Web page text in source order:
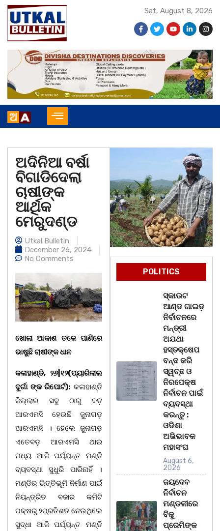
Sat, August 8, 2026
ଅଦିନିଆ ବର୍ଷା
ବିଗାଡିଦେଲା
ଚାଷୀଙ୍କ
ଆର୍ଥିକ
ମେରୁଦଣ୍ଡ
Utkal Bulletin
December 26, 2024
No Comments
ଖୋଲା ଆକାଶ ତଳେ ପାଣିରେ
ଭାଷୁଛି ଚାଷୀଙ୍କ ଧାନ
କଳାହାଣ୍ଡି, ୨୬|୧୨(ପ୍ୟାରିଲାଲ
ଦୁର୍ଗା ଙ୍କ ରିପୋର୍ଟ): କଳାହାଣ୍ଡି
ଜିଲ୍ଲାର ସବୁ ଠାରୁ ବଡ଼
ଆରଏମସି ହେଉଛି ଜୁନାଗଡ଼
ଆରଏମସି । ହେଲେ ଜୁନାଗଡ଼
ଏତେବଡ଼ ଆରଏମସି ଥାଇ
ମଧ୍ୟ ଆଜି ପର୍ଯ୍ୟନ୍ତ ମଣ୍ଡି
ବ୍ୟବସ୍ଥା ସୁଧୁରି ପାରିନାହିଁ ।
ମଣ୍ଡିର ଭିତ୍ତିଭୂମି ନିର୍ମାଣ ପାଇଁ
ନିୟନ୍ତ୍ରିତ ବଜାର କମିଟି
ପକ୍ଷରୁ ୨ପ୍ରତିଶତ ନେଉଥିଲେ
ସୁଦ୍ଧା ଆଜି ପର୍ଯ୍ୟନ୍ତ ମଣ୍ଡି
POLITICS
ସ୍କାଉଟ
ଆଣ୍ଡ ଗାଇଡ଼
ନିର୍ବାଚନରେ
ମନ୍ତ୍ରୀ
ଅଯଥା
ହସ୍ତକ୍ଷେପ
ବନ୍ଦ କରି
ସ୍ୱଚ୍ଛ ଓ
ନିରପେକ୍ଷ
ନିର୍ବାଚନ ପାଇଁ
ବ୍ୟବସ୍ଥା
କରନ୍ତୁ :
ଓଡିଶା
ଅଭିଭାବକ
ମହାସଂଘ
August 6,
2026
ଜୟଦେବ
ନିର୍ବାଚନ
ମଣ୍ଡଳୀରେ
ବିଜୁ
ପ୍ରେମିଙ୍କ